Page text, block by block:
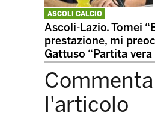
ASCOLI CALCIO
Ascoli-Lazio. Tomei
prestazione, mi
Gattuso “Partita vera
Commenta
l'articolo